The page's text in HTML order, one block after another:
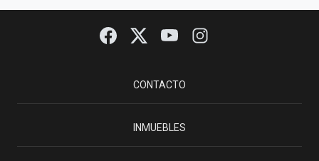
CONTACTO
INMUEBLES